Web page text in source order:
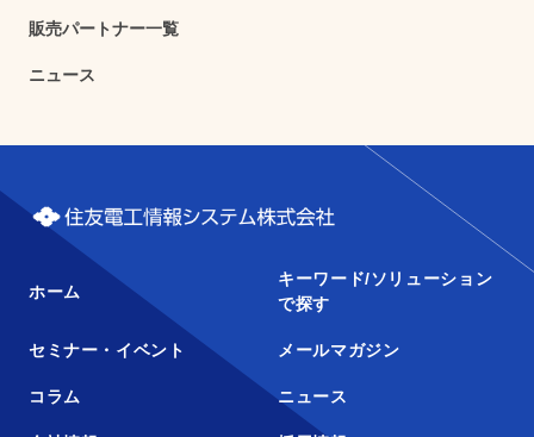
販売パートナー一覧
ニュース
ホーム
キーワード/ソリューション
で探す
セミナー・イベント メールマガジン
コラム ニュース